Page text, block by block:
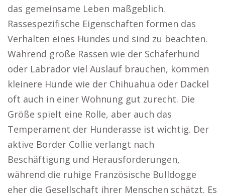
das gemeinsame Leben maßgeblich.
Rassespezifische Eigenschaften formen das
Verhalten eines Hundes und sind zu beachten.
Während große Rassen wie der Schäferhund
oder Labrador viel Auslauf brauchen, kommen
kleinere Hunde wie der Chihuahua oder Dackel
oft auch in einer Wohnung gut zurecht. Die
Größe spielt eine Rolle, aber auch das
Temperament der Hunderasse ist wichtig. Der
aktive Border Collie verlangt nach
Beschäftigung und Herausforderungen,
während die ruhige Französische Bulldogge
eher die Gesellschaft ihrer Menschen schätzt. Es